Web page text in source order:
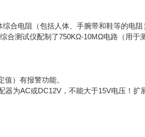
合电阻（包括人体、手腕带和鞋等的电
合测试仪配制了750KΩ-10MΩ电路（用于
）有报警功能。
为AC或DC12V，不能大于15V电压！扩